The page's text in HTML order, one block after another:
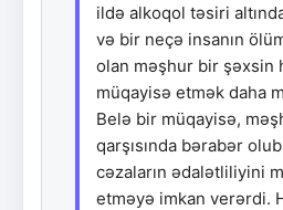
ildə alkoqol təsiri
və bir neçə insanın
olan məşhur bir şəxsin
müqayisə etmək daha
Belə bir müqayisə,
qarşısında bərabər
cəzaların ədalətliliyini
etməyə imkan verərdi.